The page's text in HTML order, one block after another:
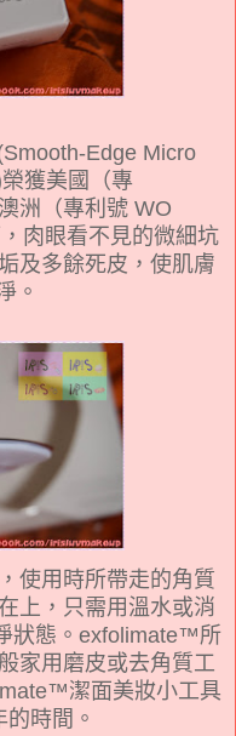
Edge Micro
獲美國（專
洲（專利號 WO
肉眼看不見的微細坑
及多餘死皮，使肌膚
。
使用時所帶走的角質
上，只需用溫水或消
狀態。exfolimate™所
家用磨皮或去角質工
潔面美妝小工具
時間。